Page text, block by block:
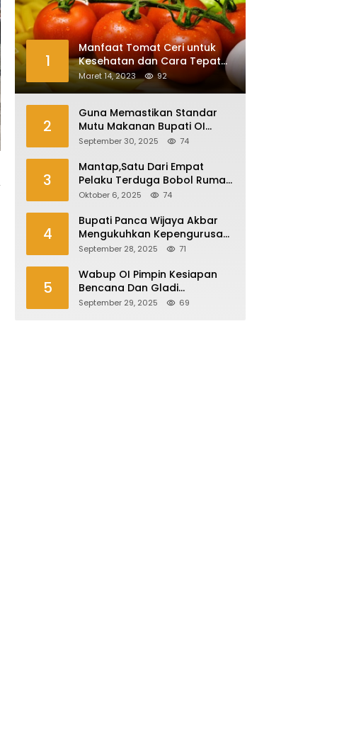
1
Manfaat Tomat Ceri untuk
Kesehatan dan Cara Tepat
Mengonsumsinya
Maret 14, 2023 92
2
Guna Memastikan Standar
Mutu Makanan Bupati OI
Sidak Dapur MBG
September 30, 2025 74
3
Mantap,Satu Dari Empat
Pelaku Terduga Bobol Rumah
Di Plaju Ditangkap
Oktober 6, 2025 74
4
Bupati Panca Wijaya Akbar
Mengukuhkan Kepengurusan
Forum Komunikasi Kepala
Periode 2025-2027
September 28, 2025 71
5
Wabup OI Pimpin Kesiapan
Bencana Dan Gladi
Kesiapsiagaan Bencana Asap
September 29, 2025 69